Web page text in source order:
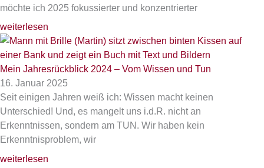
möchte ich 2025 fokussierter und konzentrierter
weiterlesen
Mein Jahresrückblick 2024 – Vom Wissen und Tun
16. Januar 2025
Seit einigen Jahren weiß ich: Wissen macht keinen
Unterschied! Und, es mangelt uns i.d.R. nicht an
Erkenntnissen, sondern am TUN. Wir haben kein
Erkenntnisproblem, wir
weiterlesen